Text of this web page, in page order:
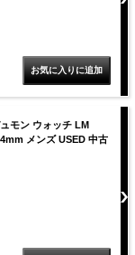
モン ウォッチ LM
メンズ USED 中古